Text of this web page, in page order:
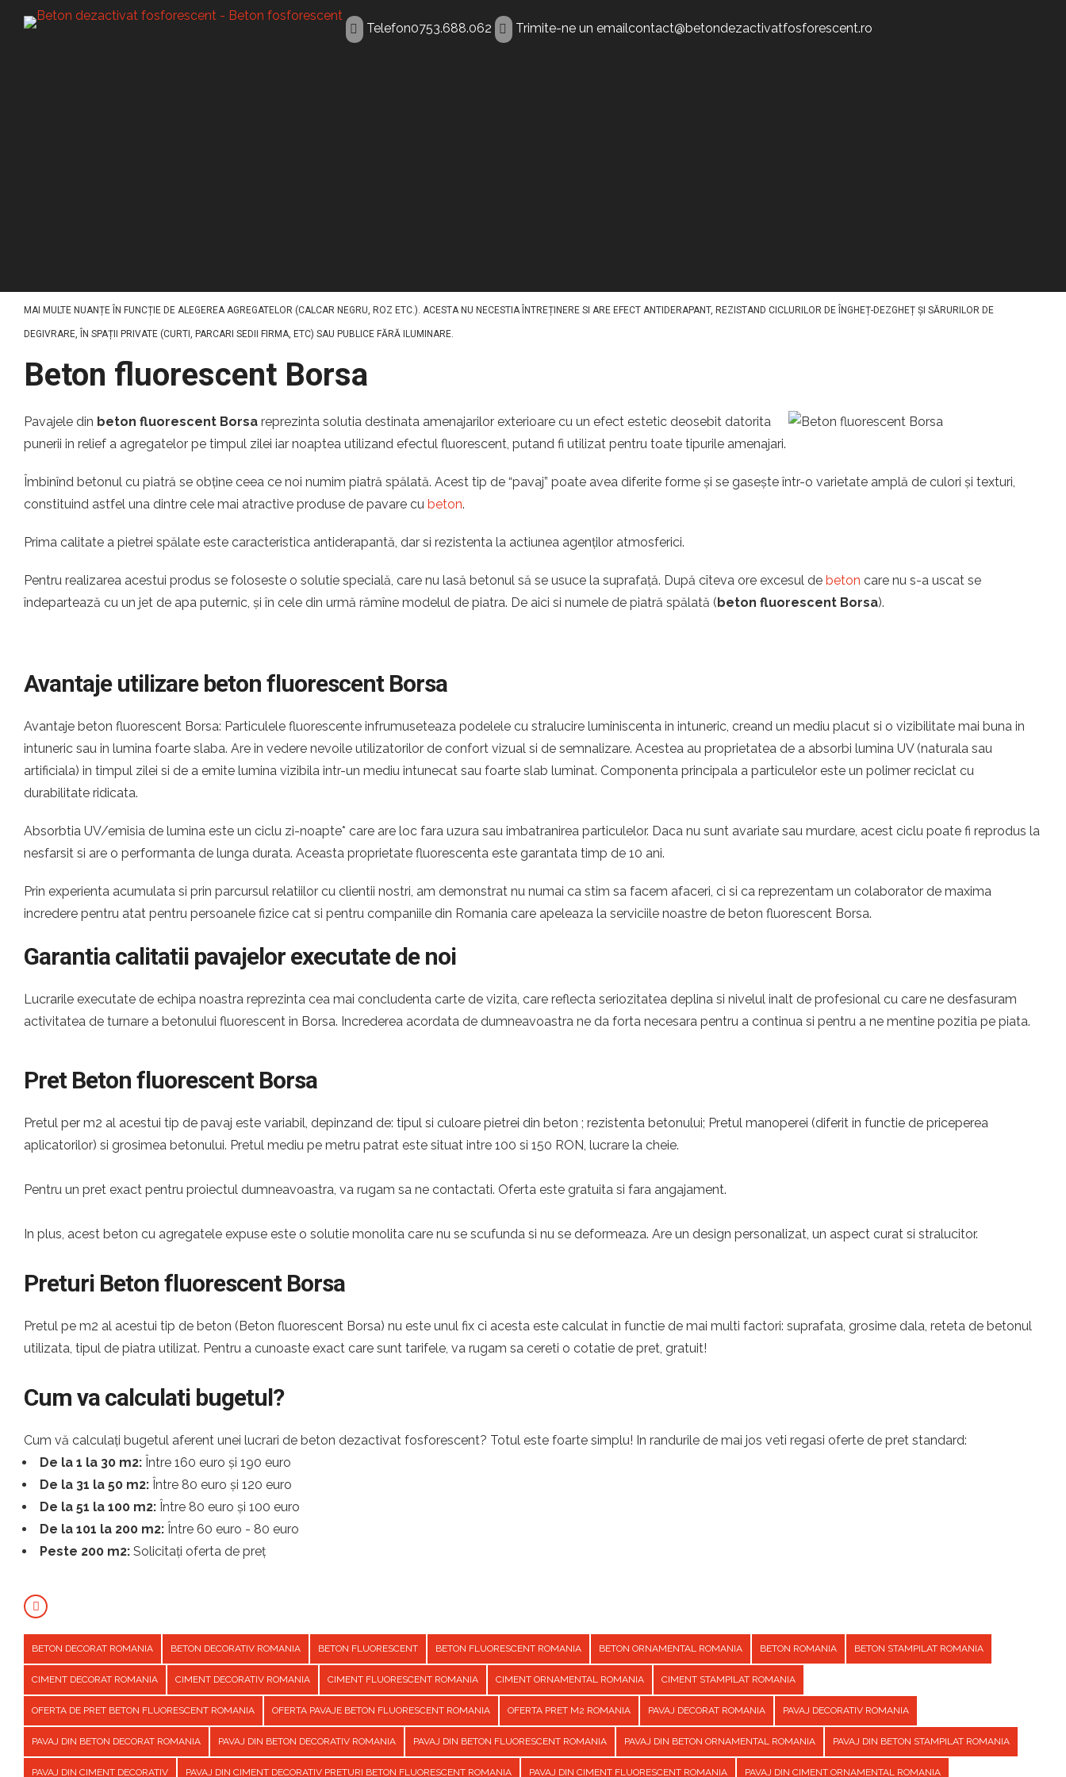
Telefon0753.688.062 Trimite-ne un emailcontact@betondezactivatfosforescent.ro
MAI MULTE NUANȚE ÎN FUNCȚIE DE ALEGEREA AGREGATELOR (CALCAR NEGRU, ROZ ETC.). ACESTA NU NECESTIA ÎNTREȚINERE SI ARE EFECT ANTIDERAPANT, REZISTAND CICLURILOR DE ÎNGHEȚ-DEZGHEȚ ȘI SĂRURILOR DE
DEGIVRARE, ÎN SPAȚII PRIVATE (CURTI, PARCARI SEDII FIRMA, ETC) SAU PUBLICE FĂRĂ ILUMINARE.
Beton fluorescent Borsa
Pavajele din beton fluorescent Borsa reprezinta solutia destinata amenajarilor exterioare cu un efect estetic deosebit datorita
punerii in relief a agregatelor pe timpul zilei iar noaptea utilizand efectul fluorescent, putand fi utilizat pentru toate tipurile amenajari.
Îmbinînd betonul cu piatră se obține ceea ce noi numim piatră spălată. Acest tip de “pavaj” poate avea diferite forme și se gasește într-o varietate amplă de culori și texturi,
constituind astfel una dintre cele mai atractive produse de pavare cu beton.
Prima calitate a pietrei spălate este caracteristica antiderapantă, dar si rezistenta la actiunea agenților atmosferici.
Pentru realizarea acestui produs se foloseste o solutie specială, care nu lasă betonul să se usuce la suprafață. După cîteva ore excesul de beton care nu s-a uscat se
îndepartează cu un jet de apa puternic, și în cele din urmă rămîne modelul de piatra. De aici si numele de piatră spălată (beton fluorescent Borsa).
Avantaje utilizare beton fluorescent Borsa
Avantaje beton fluorescent Borsa: Particulele fluorescente infrumuseteaza podelele cu stralucire luminiscenta in intuneric, creand un mediu placut si o vizibilitate mai buna in
intuneric sau in lumina foarte slaba. Are in vedere nevoile utilizatorilor de confort vizual si de semnalizare. Acestea au proprietatea de a absorbi lumina UV (naturala sau
artificiala) in timpul zilei si de a emite lumina vizibila intr-un mediu intunecat sau foarte slab luminat. Componenta principala a particulelor este un polimer reciclat cu
durabilitate ridicata.
Absorbtia UV/emisia de lumina este un ciclu zi-noapte* care are loc fara uzura sau imbatranirea particulelor. Daca nu sunt avariate sau murdare, acest ciclu poate fi reprodus la
nesfarsit si are o performanta de lunga durata. Aceasta proprietate fluorescenta este garantata timp de 10 ani.
Prin experienta acumulata si prin parcursul relatiilor cu clientii nostri, am demonstrat nu numai ca stim sa facem afaceri, ci si ca reprezentam un colaborator de maxima
incredere pentru atat pentru persoanele fizice cat si pentru companiile din Romania care apeleaza la serviciile noastre de beton fluorescent Borsa.
Garantia calitatii pavajelor executate de noi
Lucrarile executate de echipa noastra reprezinta cea mai concludenta carte de vizita, care reflecta seriozitatea deplina si nivelul inalt de profesional cu care ne desfasuram
activitatea de turnare a betonului fluorescent in Borsa. Increderea acordata de dumneavoastra ne da forta necesara pentru a continua si pentru a ne mentine pozitia pe piata.
Pret Beton fluorescent Borsa
Pretul per m2 al acestui tip de pavaj este variabil, depinzand de: tipul si culoare pietrei din beton ; rezistenta betonului; Pretul manoperei (diferit in functie de priceperea
aplicatorilor) si grosimea betonului. Pretul mediu pe metru patrat este situat intre 100 si 150 RON, lucrare la cheie.
Pentru un pret exact pentru proiectul dumneavoastra, va rugam sa ne contactati. Oferta este gratuita si fara angajament.
In plus, acest beton cu agregatele expuse este o solutie monolita care nu se scufunda si nu se deformeaza. Are un design personalizat, un aspect curat si stralucitor.
Preturi Beton fluorescent Borsa
Pretul pe m2 al acestui tip de beton (Beton fluorescent Borsa) nu este unul fix ci acesta este calculat in functie de mai multi factori: suprafata, grosime dala, reteta de betonul
utilizata, tipul de piatra utilizat. Pentru a cunoaste exact care sunt tarifele, va rugam sa cereti o cotatie de pret, gratuit!
Cum va calculati bugetul?
Cum vă calculați bugetul aferent unei lucrari de beton dezactivat fosforescent? Totul este foarte simplu! In randurile de mai jos veti regasi oferte de pret standard:
De la 1 la 30 m2: Între 160 euro și 190 euro
De la 31 la 50 m2: Între 80 euro și 120 euro
De la 51 la 100 m2: Între 80 euro și 100 euro
De la 101 la 200 m2: Între 60 euro - 80 euro
Peste 200 m2: Solicitați oferta de preț
BETON DECORAT ROMANIA BETON DECORATIV ROMANIA BETON FLUORESCENT BETON FLUORESCENT ROMANIA BETON ORNAMENTAL ROMANIA BETON ROMANIA BETON STAMPILAT ROMANIA
CIMENT DECORAT ROMANIA CIMENT DECORATIV ROMANIA CIMENT FLUORESCENT ROMANIA CIMENT ORNAMENTAL ROMANIA CIMENT STAMPILAT ROMANIA
OFERTA DE PRET BETON FLUORESCENT ROMANIA OFERTA PAVAJE BETON FLUORESCENT ROMANIA OFERTA PRET M2 ROMANIA PAVAJ DECORAT ROMANIA PAVAJ DECORATIV ROMANIA
PAVAJ DIN BETON DECORAT ROMANIA PAVAJ DIN BETON DECORATIV ROMANIA PAVAJ DIN BETON FLUORESCENT ROMANIA PAVAJ DIN BETON ORNAMENTAL ROMANIA PAVAJ DIN BETON STAMPILAT ROMANIA
PAVAJ DIN CIMENT DECORATIV PAVAJ DIN CIMENT DECORATIV PRETURI BETON FLUORESCENT ROMANIA PAVAJ DIN CIMENT FLUORESCENT ROMANIA PAVAJ DIN CIMENT ORNAMENTAL ROMANIA